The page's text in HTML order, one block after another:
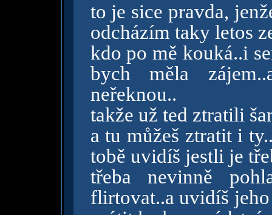
to je sice pravda,
odcházím taky letos
kdo po mě kouká..i
bych měla
neřeknou..
takže už ted ztratili
a tu můžeš ztratit i
tobě uvidíš jestli je
třeba nevinně
flirtovat..a uvidíš